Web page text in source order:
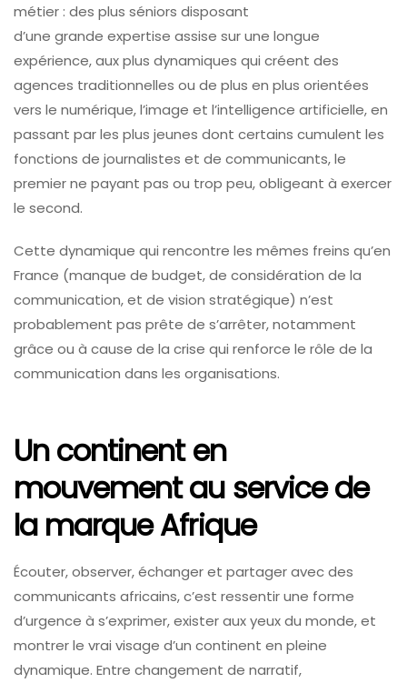
métier : des plus séniors disposant
d’une grande expertise assise sur une longue
expérience, aux plus dynamiques qui créent des
agences traditionnelles ou de plus en plus orientées
vers le numérique, l’image et l’intelligence artificielle, en
passant par les plus jeunes dont certains cumulent les
fonctions de journalistes et de communicants, le
premier ne payant pas ou trop peu, obligeant à exercer
le second.
Cette dynamique qui rencontre les mêmes freins qu’en
France (manque de budget, de considération de la
communication, et de vision stratégique) n’est
probablement pas prête de s’arrêter, notamment
grâce ou à cause de la crise qui renforce le rôle de la
communication dans les organisations.
Un continent en
mouvement au service de
la marque Afrique
Écouter, observer, échanger et partager avec des
communicants africains, c’est ressentir une forme
d’urgence à s’exprimer, exister aux yeux du monde, et
montrer le vrai visage d’un continent en pleine
dynamique. Entre changement de narratif,